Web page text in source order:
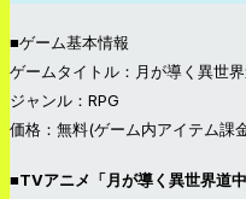
■ゲーム基本情報
ゲームタイトル：月が導く異世
ジャンル：RPG
価格：無料(ゲーム内アイテム課
■TVアニメ「月が導く異世界道